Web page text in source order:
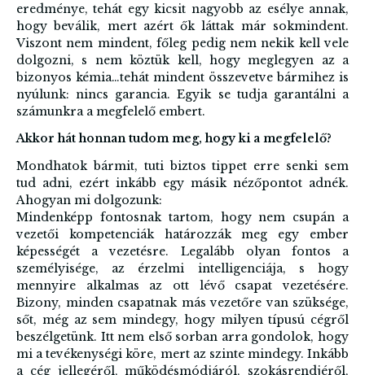
eredménye, tehát egy kicsit nagyobb az esélye annak,
hogy beválik, mert azért ők láttak már sokmindent.
Viszont nem mindent, főleg pedig nem nekik kell vele
dolgozni, s nem köztük kell, hogy meglegyen az a
bizonyos kémia…tehát mindent összevetve bármihez is
nyúlunk: nincs garancia. Egyik se tudja garantálni a
számunkra a megfelelő embert.
Akkor hát honnan tudom meg, hogy ki a megfelelő?
Mondhatok bármit, tuti biztos tippet erre senki sem
tud adni, ezért inkább egy másik nézőpontot adnék.
Ahogyan mi dolgozunk:
Mindenképp fontosnak tartom, hogy nem csupán a
vezetői kompetenciák határozzák meg egy ember
képességét a vezetésre. Legalább olyan fontos a
személyisége, az érzelmi intelligenciája, s hogy
mennyire alkalmas az ott lévő csapat vezetésére.
Bizony, minden csapatnak más vezetőre van szüksége,
sőt, még az sem mindegy, hogy milyen típusú cégről
beszélgetünk. Itt nem első sorban arra gondolok, hogy
mi a tevékenységi köre, mert az szinte mindegy. Inkább
a cég jellegéről, működésmódjáról, szokásrendjéről,